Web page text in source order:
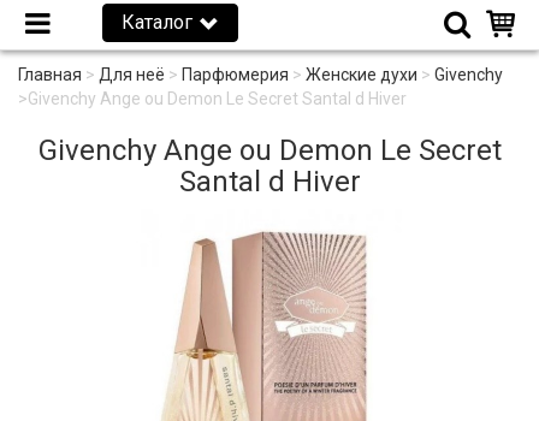
Каталог
Главная > Для неё > Парфюмерия > Женские духи > Givenchy
>Givenchy Ange ou Demon Le Secret Santal d Hiver
Givenchy Ange ou Demon Le Secret
Santal d Hiver